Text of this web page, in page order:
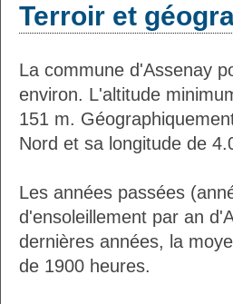
Terroir et
La commune d'Assenay
environ. L'altitude
151 m.
Nord et sa longitude de
Les années passées
d'ensoleillement par an
dernières années, la
de 1900 heures.